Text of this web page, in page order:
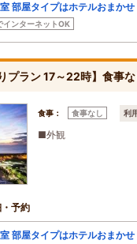
部屋タイプはホテルおまか
インターネットOK
プラン 17～22時】食事
食事： 食事なし 利
■外観
予約
部屋タイプはホテルおまか